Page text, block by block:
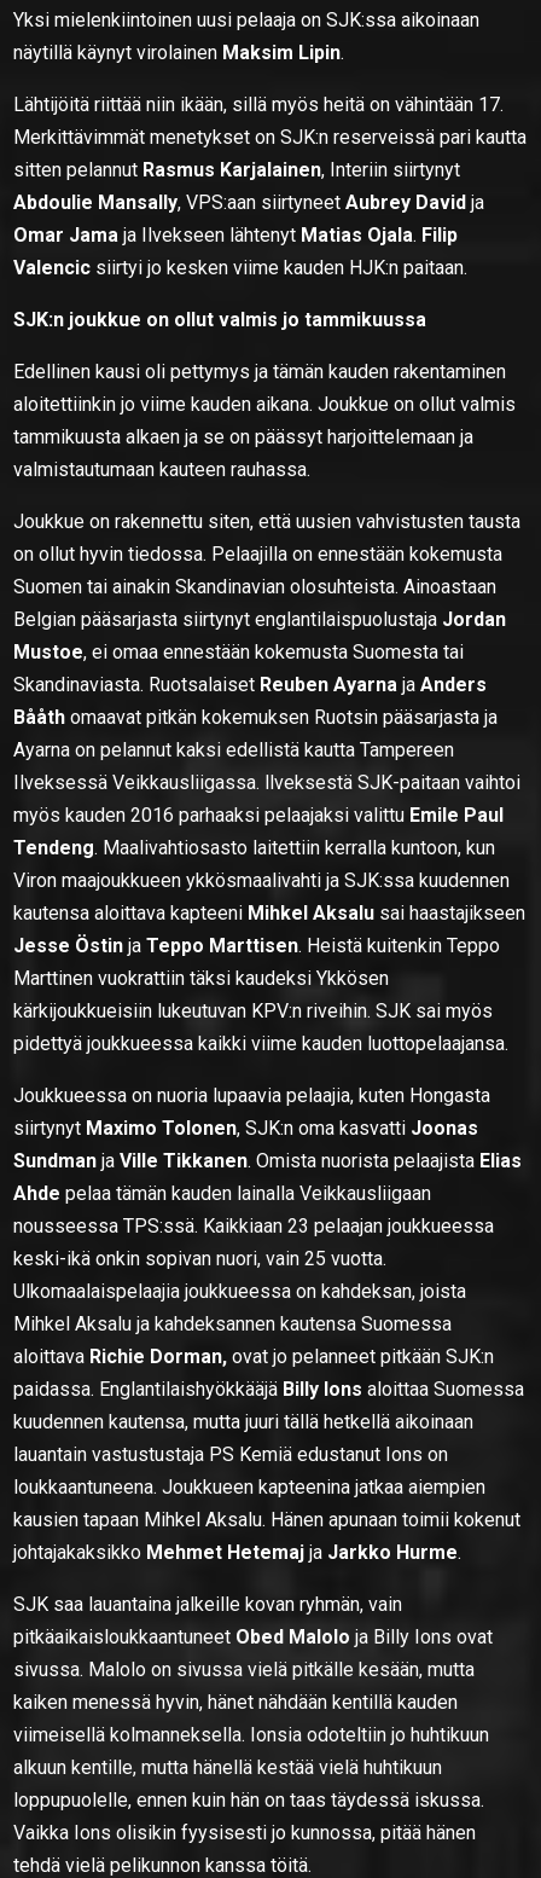
Yksi mielenkiintoinen uusi pelaaja on SJK:ssa aikoinaan
näytillä käynyt virolainen Maksim Lipin.
Lähtijöitä riittää niin ikään, sillä myös heitä on vähintään 17.
Merkittävimmät menetykset on SJK:n reserveissä pari kautta
sitten pelannut Rasmus Karjalainen, Interiin siirtynyt
Abdoulie Mansally, VPS:aan siirtyneetAubrey David ja
Omar Jama ja Ilvekseen lähtenyt Matias Ojala. Filip
Valencic siirtyi jo kesken viime kauden HJK:n paitaan.
SJK:n joukkue on ollut valmis jo tammikuussa
Edellinen kausi oli pettymys ja tämän kauden rakentaminen
aloitettiinkin jo viime kauden aikana. Joukkue on ollut valmis
tammikuusta alkaen ja se on päässyt harjoittelemaan ja
valmistautumaan kauteen rauhassa.
Joukkue on rakennettu siten, että uusien vahvistusten tausta
on ollut hyvin tiedossa. Pelaajilla on ennestään kokemusta
Suomen tai ainakin Skandinavian olosuhteista. Ainoastaan
Belgian pääsarjasta siirtynyt englantilaispuolustaja Jordan
Mustoe, ei omaa ennestään kokemusta Suomesta tai
Skandinaviasta. Ruotsalaiset Reuben Ayarna jaAnders
Bååth omaavat pitkän kokemuksen Ruotsin pääsarjasta ja
Ayarna on pelannut kaksi edellistä kautta Tampereen
Ilveksessä Veikkausliigassa. llveksestä SJK-paitaan vaihtoi
myös kauden 2016 parhaaksi pelaajaksi valittu Emile Paul
Tendeng. Maalivahtiosasto laitettiin kerralla kuntoon, kun
Viron maajoukkueen ykkösmaalivahti ja SJK:ssa kuudennen
kautensa aloittava kapteeni Mihkel Aksalu sai haastajikseen
Jesse Östin jaTeppo Marttisen. Heistä kuitenkin Teppo
Marttinen vuokrattiin täksi kaudeksi Ykkösen
kärkijoukkueisiin lukeutuvan KPV:n riveihin. SJK sai myös
pidettyä joukkueessa kaikki viime kauden luottopelaajansa.
Joukkueessa on nuoria lupaavia pelaajia, kuten Hongasta
siirtynyt Maximo Tolonen, SJK:n oma kasvatti Joonas
Sundman jaVille Tikkanen. Omista nuorista pelaajista Elias
Ahdepelaa tämän kauden lainalla Veikkausliigaan
nousseessa TPS:ssä. Kaikkiaan 23 pelaajan joukkueessa
keski-ikä onkin sopivan nuori, vain 25 vuotta.
Ulkomaalaispelaajia joukkueessa on kahdeksan, joista
Mihkel Aksalu ja kahdeksannen kautensa Suomessa
aloittava Richie Dorman, ovat jo pelanneet pitkään SJK:n
paidassa. Englantilaishyökkääjä Billy Ions aloittaa Suomessa
kuudennen kautensa, mutta juuri tällä hetkellä aikoinaan
lauantain vastustustaja PS Kemiä edustanut Ions on
loukkaantuneena. Joukkueen kapteenina jatkaa aiempien
kausien tapaan Mihkel Aksalu. Hänen apunaan toimii kokenut
johtajakaksikko Mehmet Hetemajja Jarkko Hurme.
SJK saa lauantaina jalkeille kovan ryhmän, vain
pitkäaikaisloukkaantuneet Obed Malolo ja Billy Ions ovat
sivussa. Malolo on sivussa vielä pitkälle kesään, mutta
kaiken menessä hyvin, hänet nähdään kentillä kauden
viimeisellä kolmanneksella. Ionsia odoteltiin jo huhtikuun
alkuun kentille, mutta hänellä kestää vielä huhtikuun
loppupuolelle, ennen kuin hän on taas täydessä iskussa.
Vaikka Ions olisikin fyysisesti jo kunnossa, pitää hänen
tehdä vielä pelikunnon kanssa töitä.